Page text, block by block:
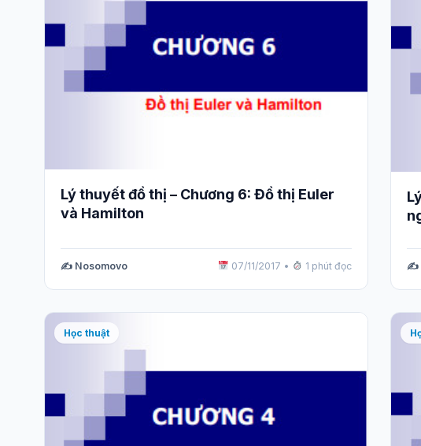
Lý thuyết đồ thị – Chương 6: Đồ thị Euler
và Hamilton
✍️ Nosomovo 07/11/2017 • 1 phút đọc ✍️
Học thuật